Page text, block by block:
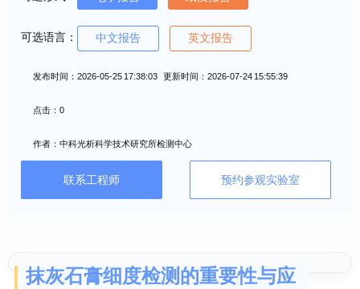
可选语言： 中文报告 英文报告
发布时间：2026-05-25 17:38:03 更新时间：2026-07-24 15:55:39
点击：0
作者：中科光析科学技术研究所检测中心
联系工程师 预约参观实验室
抹灰石膏细度检测的重要性与应